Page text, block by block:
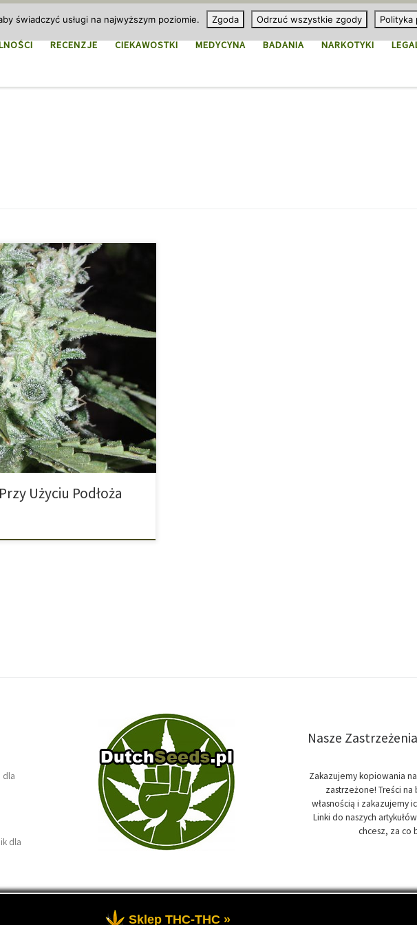
RECENZJE CIEKAWOSTKI MEDYCYNA BADANIA NARKOTYKI
Wyjątkowy wygląd, niesamowite
najbardziej cenionych odmian
uprawy, ale także rekordowe
To odmiana, która świetnie
[…]
Użyciu Podłoża
dla
dla
Nasze
Zakazujemy kopiowania
zastrzeżone! Treści na
własnością i zakazujemy
Linki do naszych
chcesz, za co
świadczyć usługi na najwyższym poziomie. Zgoda Odrzuć wszystkie zgody Polityka
Sklep THC-THC »